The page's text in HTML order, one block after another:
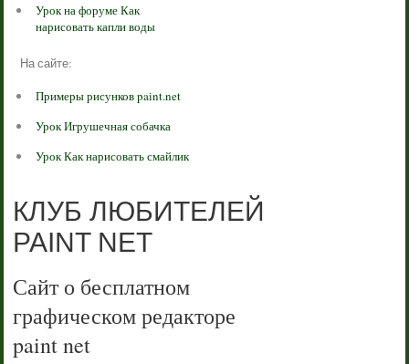
Урок на форуме Как
нарисовать капли воды
На сайте:
Примеры рисунков paint.net
Урок Игрушечная собачка
Урок Как нарисовать смайлик
КЛУБ ЛЮБИТЕЛЕЙ
PAINT NET
Сайт о бесплатном
графическом редакторе
paint net